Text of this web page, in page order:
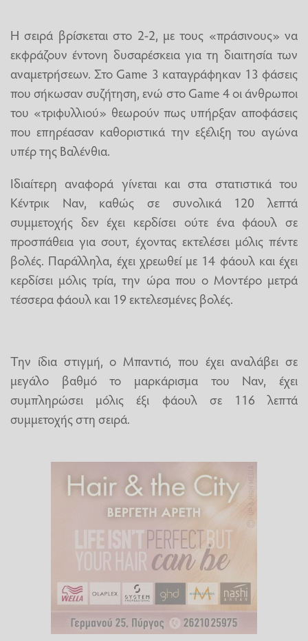
Η σειρά βρίσκεται στο 2-2, με τους «πράσινους» να
εκφράζουν έντονη δυσαρέσκεια για τη διαιτησία των
αναμετρήσεων. Στο Game 3 καταγράφηκαν 13 φάσεις
που σήκωσαν συζήτηση, ενώ στο Game 4 οι άνθρωποι
του «τριφυλλιού» θεωρούν πως υπήρξαν αποφάσεις
που επηρέασαν καθοριστικά την εξέλιξη του αγώνα
υπέρ της Βαλένθια.
Ιδιαίτερη αναφορά γίνεται και στα στατιστικά του
Κέντρικ Ναν, καθώς σε συνολικά 120 λεπτά
συμμετοχής δεν έχει κερδίσει ούτε ένα φάουλ σε
προσπάθεια για σουτ, έχοντας εκτελέσει μόλις πέντε
βολές. Παράλληλα, έχει χρεωθεί με 14 φάουλ και έχει
κερδίσει μόλις τρία, την ώρα που ο Μοντέρο μετρά
τέσσερα φάουλ και 19 εκτελεσμένες βολές.
Την ίδια στιγμή, ο Μπαντιό, που έχει αναλάβει σε
μεγάλο βαθμό το μαρκάρισμα του Ναν, έχει
συμπληρώσει μόλις έξι φάουλ σε 116 λεπτά
συμμετοχής στη σειρά.